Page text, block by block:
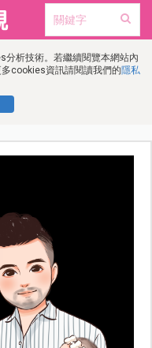
分析技術。若繼續閱覽本網站內
cookies資訊請閱讀我們的隱私